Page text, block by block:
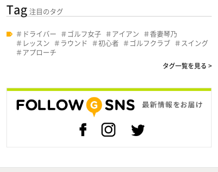
Tag 注目のタグ
ドライバー ゴルフ女子 アイアン
香妻琴乃
レッスン
ラウンド 初心者 ゴルフクラブ
スイング
アプローチ
タグ一覧を見る >